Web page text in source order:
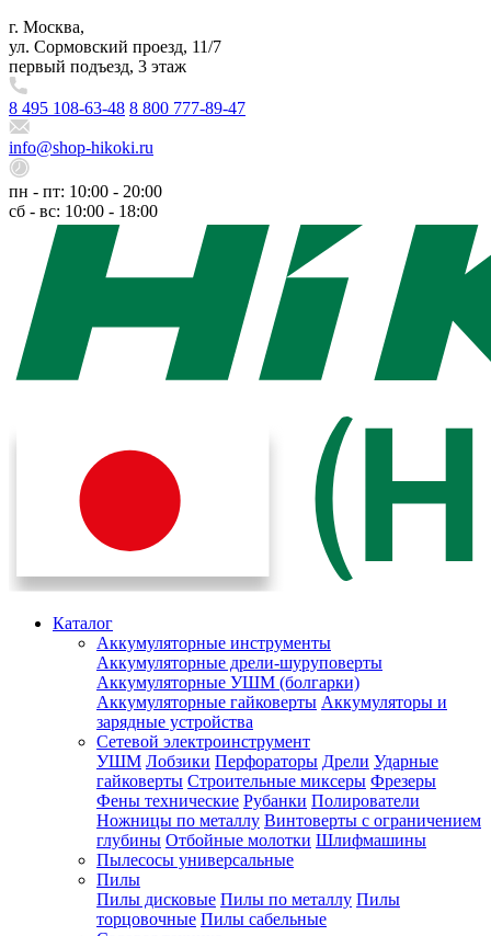
г. Москва,
ул. Сормовский проезд, 11/7
первый подъезд, 3 этаж
8 495 108-63-48 8 800 777-89-47
info@shop-hikoki.ru
пн - пт: 10:00 - 20:00
сб - вс: 10:00 - 18:00
Каталог
Аккумуляторные инструменты
Аккумуляторные дрели-шуруповерты
Аккумуляторные УШМ (болгарки)
Аккумуляторные гайковерты Аккумуляторы и
зарядные устройства
Сетевой электроинструмент
УШМ Лобзики Перфораторы Дрели Ударные
гайковерты Строительные миксеры Фрезеры
Фены технические Рубанки Полирователи
Ножницы по металлу Винтоверты с ограничением
глубины Отбойные молотки Шлифмашины
Пылесосы универсальные
Пилы
Пилы дисковые Пилы по металлу Пилы
торцовочные Пилы сабельные